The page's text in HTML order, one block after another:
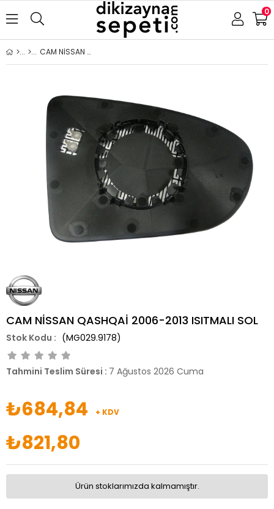
0
CAM NİSSAN QASHQAİ 2006-2013 ISITMALI SOL
CAM NİSSAN QASHQAİ 2006-2013 ISITMALI SOL
(MG029.9178)
Tahmini Teslim Süresi : 7 Ağustos 2026 Cuma
₺684,84 + KDV
₺821,80
Ürün stoklarımızda kalmamıştır.